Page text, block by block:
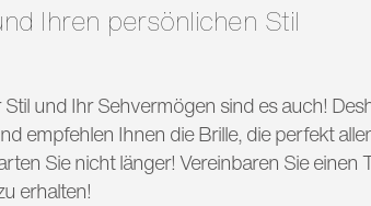
Ihren persönlichen Stil
und Ihr Sehvermögen sind es auch!
empfehlen Ihnen die Brille, die perfekt
Sie nicht länger! Vereinbaren Sie einen
erhalten!